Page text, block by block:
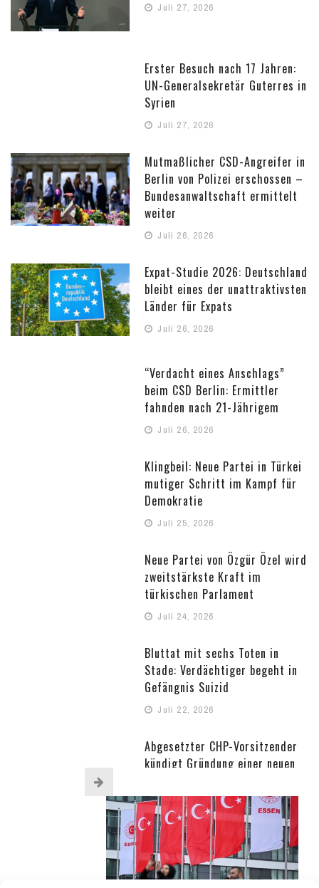
Juli 27, 2026
Erster Besuch nach 17 Jahren:
UN-Generalsekretär Guterres in
Syrien
Juli 27, 2026
Mutmaßlicher CSD-Angreifer in
Berlin von Polizei erschossen –
Bundesanwaltschaft ermittelt
weiter
Juli 26, 2026
Expat-Studie 2026: Deutschland
bleibt eines der unattraktivsten
Länder für Expats
Juli 26, 2026
“Verdacht eines Anschlags”
beim CSD Berlin: Ermittler
fahnden nach 21-Jährigem
Juli 26, 2026
Klingbeil: Neue Partei in Türkei
mutiger Schritt im Kampf für
Demokratie
Juli 25, 2026
Neue Partei von Özgür Özel wird
zweitstärkste Kraft im
türkischen Parlament
Juli 24, 2026
Bluttat mit sechs Toten in
Stade: Verdächtiger begeht in
Gefängnis Suizid
Juli 22, 2026
Abgesetzter CHP-Vorsitzender
kündigt Gründung einer neuen
Juli 22, 2026
Nach Kontroverse um
Radbekleidung: Petition für
abberufenen türkischen